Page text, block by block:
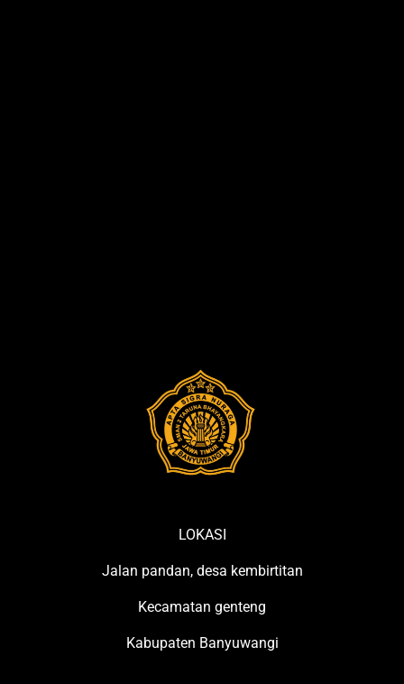
LOKASI
Jalan pandan, desa kembirtitan
Kecamatan genteng
Kabupaten Banyuwangi